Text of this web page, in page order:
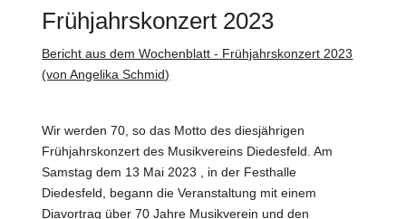
Frühjahrskonzert 2023
Bericht aus dem Wochenblatt - Frühjahrskonzert 2023
(von Angelika Schmid)
Wir werden 70, so das Motto des diesjährigen
Frühjahrskonzert des Musikvereins Diedesfeld. Am
Samstag dem 13 Mai 2023 , in der Festhalle
Diedesfeld, begann die Veranstaltung mit einem
Diavortrag über 70 Jahre Musikverein und den